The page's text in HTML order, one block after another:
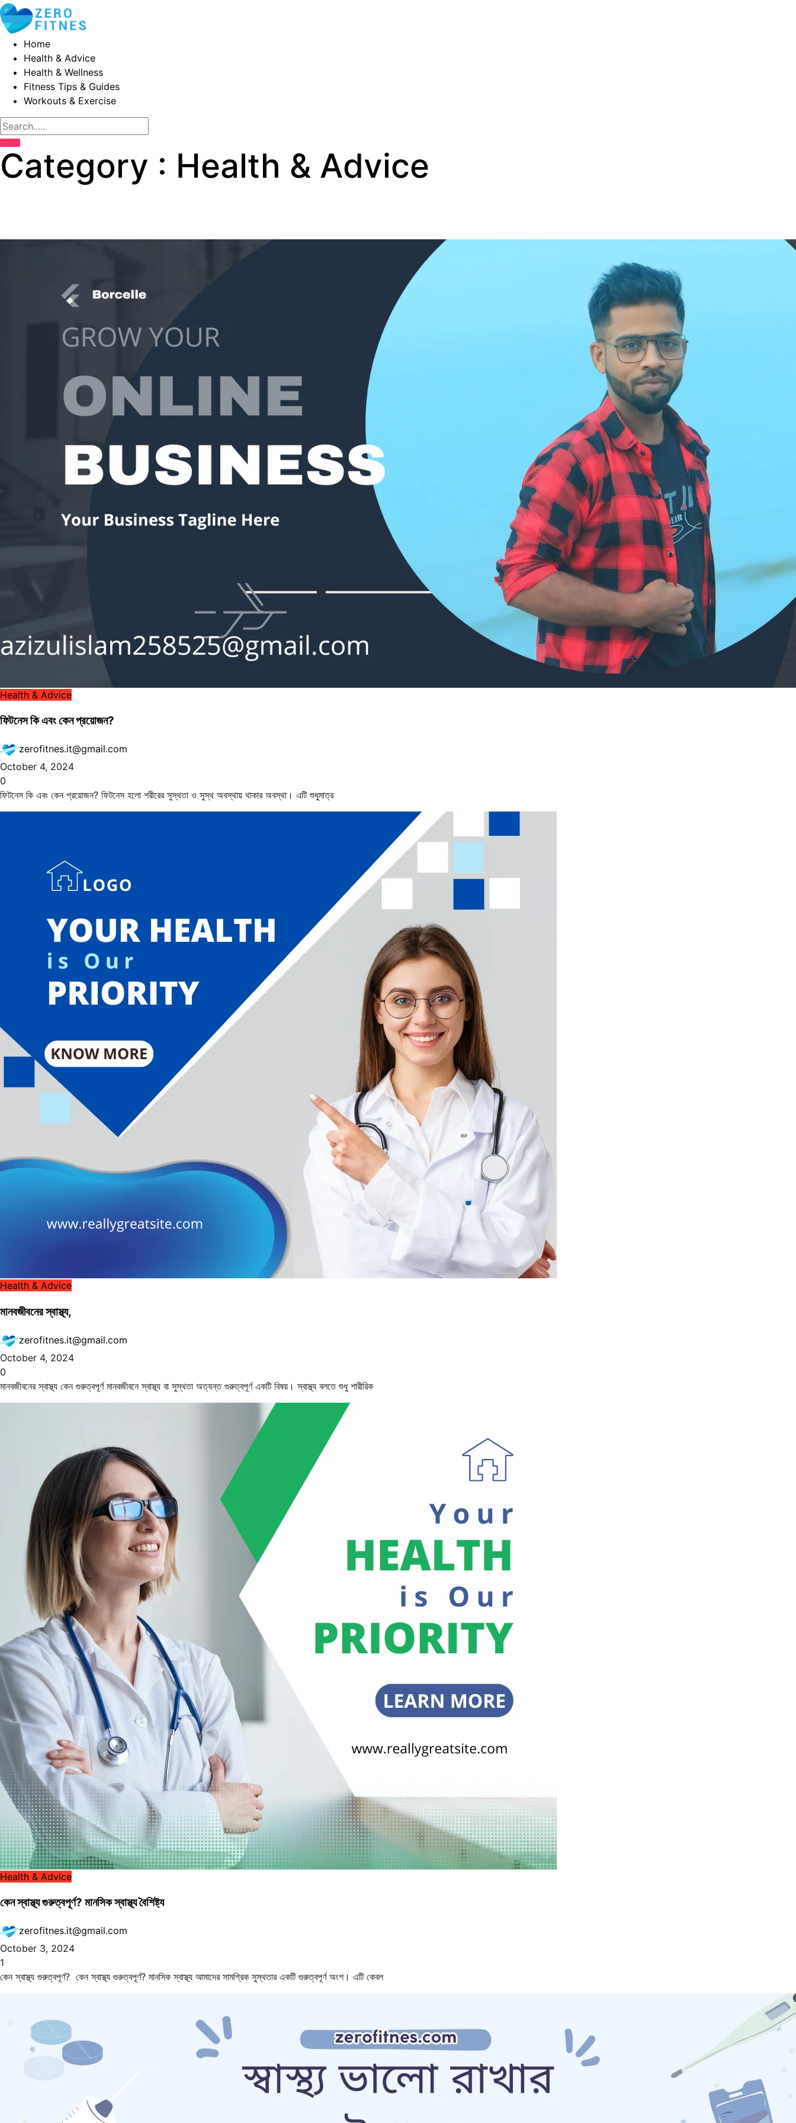
Home
Health & Advice
Health & Wellness
Fitness Tips & Guides
Workouts & Exercise
Category : Health & Advice
Health & Advice
ফিটনেস কি এবং কেন প্রয়োজন?
zerofitnes.it@gmail.com
October 4, 2024
0
ফিটনেস কি এবং কেন প্রয়োজন? ফিটনেস হলো শরীরের সুস্থতা ও সুস্থ অবস্থায় থাকার অবস্থা। এটি শুধুমাত্র
Health & Advice
মানবজীবনের স্বাস্থ্য,
zerofitnes.it@gmail.com
October 4, 2024
0
মানবজীবনের স্বাস্থ্য কেন গুরুত্বপূর্ণ মানবজীবনে স্বাস্থ্য বা সুস্থতা অত্যন্ত গুরুত্বপূর্ণ একটি বিষয়। স্বাস্থ্য বলতে শুধু শারীরিক
Health & Advice
কেন স্বাস্থ্য গুরুত্বপূর্ণ? মানসিক স্বাস্থ্য বৈশিষ্ট্য
zerofitnes.it@gmail.com
October 3, 2024
1
কেন স্বাস্থ্য গুরুত্বপূর্ণ? কেন স্বাস্থ্য গুরুত্বপূর্ণ? মানসিক স্বাস্থ্য আমাদের সামগ্রিক সুস্থতার একটি গুরুত্বপূর্ণ অংশ। এটি কেবল